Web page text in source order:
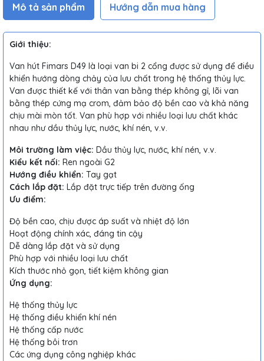
Mô tả sản phẩm Hướng dẫn mua hàng
Giới thiệu:
Van hút Fimars D49 là loại van bi 2 cổng được sử dụng để điều
khiển hướng dòng chảy của lưu chất trong hệ thống thủy lực.
Van được thiết kế với thân van bằng thép không gỉ, lõi van
bằng thép cứng mạ crom, đảm bảo độ bền cao và khả năng
chịu mài mòn tốt. Van phù hợp với nhiều loại lưu chất khác
nhau như dầu thủy lực, nước, khí nén, v.v.
Môi trường làm việc: Dầu thủy lực, nước, khí nén, v.v.
Kiểu kết nối: Ren ngoài G2
Hướng điều khiển: Tay gạt
Cách lắp đặt: Lắp đặt trực tiếp trên đường ống
Ưu điểm:
Độ bền cao, chịu được áp suất và nhiệt độ lớn
Hoạt động chính xác, đáng tin cậy
Dễ dàng lắp đặt và sử dụng
Phù hợp với nhiều loại lưu chất
Kích thước nhỏ gọn, tiết kiệm không gian
Ứng dụng:
Hệ thống thủy lực
Hệ thống điều khiển khí nén
Hệ thống cấp nước
Hệ thống bôi trơn
Các ứng dụng công nghiệp khác